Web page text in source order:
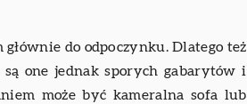
do odpoczynku. Dlatego też
one jednak sporych gabarytów i
może być kameralna sofa lub